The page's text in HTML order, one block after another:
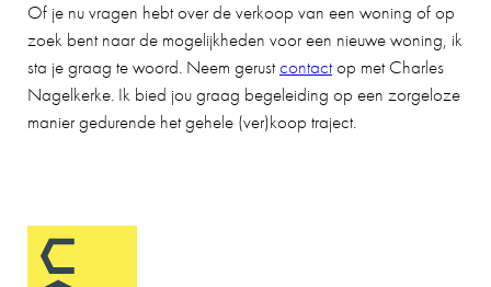
Of je nu vragen hebt over de verkoop van een woning of op
zoek bent naar de mogelijkheden voor een nieuwe woning, ik
sta je graag te woord. Neem gerustcontactop met Charles
Nagelkerke. Ik bied jou graag begeleiding op een zorgeloze
manier gedurende het gehele (ver)koop traject.